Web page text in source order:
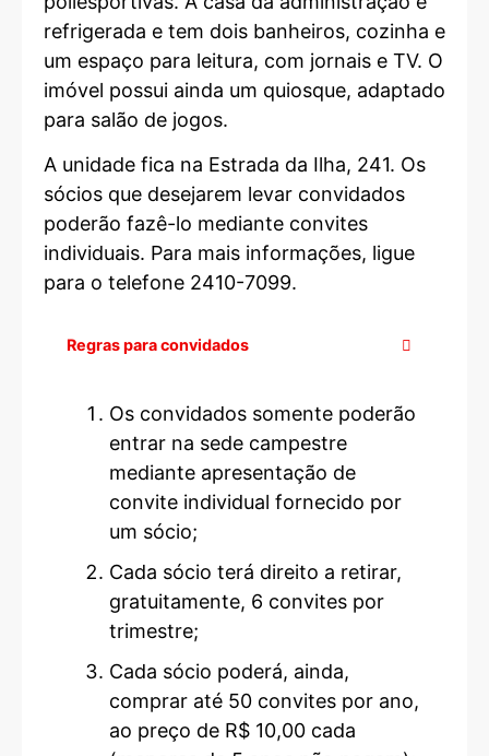
refrigerada e tem dois banheiros, cozinha e
um espaço para leitura, com jornais e TV. O
imóvel possui ainda um quiosque, adaptado
para salão de jogos.
A unidade fica na Estrada da Ilha, 241. Os
sócios que desejarem levar convidados
poderão fazê-lo mediante convites
individuais. Para mais informações, ligue
para o telefone 2410-7099.
Regras para convidados
Os convidados somente poderão
entrar na sede campestre
mediante apresentação de
convite individual fornecido por
um sócio;
Cada sócio terá direito a retirar,
gratuitamente, 6 convites por
trimestre;
Cada sócio poderá, ainda,
comprar até 50 convites por ano,
ao preço de R$ 10,00 cada